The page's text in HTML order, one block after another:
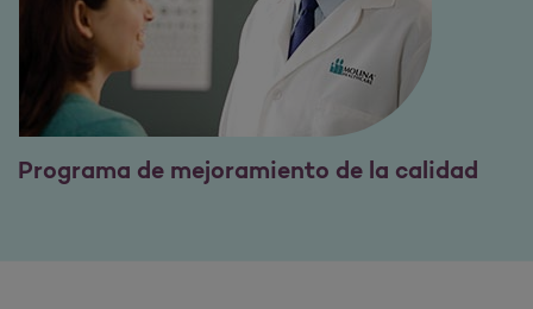
Programa de mejoramiento de la calidad